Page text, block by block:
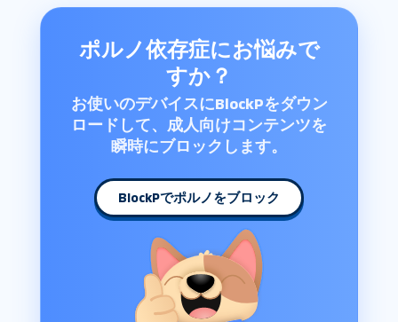
ポルノ依存症にお悩みで
すか？
お使いのデバイスにBlockPをダウン
ロードして、成人向けコンテンツを
瞬時にブロックします。
BlockPでポルノをブロック